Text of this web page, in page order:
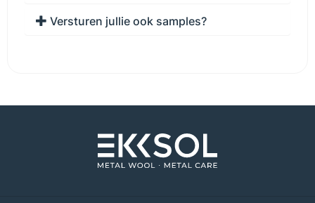
Versturen jullie ook samples?